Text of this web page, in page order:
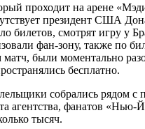
проходит на арене
президент США
билетов, смотрят игру у
фан-зону, также по
матч, были моментально
бесплатно.
собрались рядом с
агентства, фанатов «Нью-
тысяч.